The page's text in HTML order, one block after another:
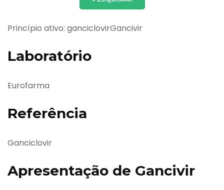
Princípio ativo: ganciclovirGancivir
Laboratório
Eurofarma
Referência
Ganciclovir
Apresentação de Gancivir